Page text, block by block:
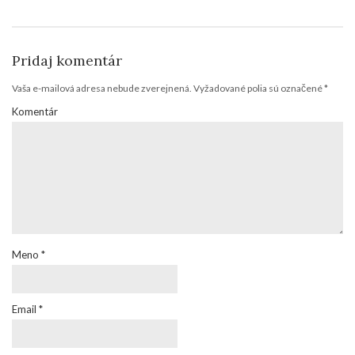
Pridaj komentár
Vaša e-mailová adresa nebude zverejnená. Vyžadované polia sú označené*
Komentár
Meno *
Email *